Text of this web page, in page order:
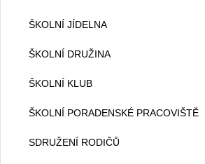
Organizace školního roku
Zvonění
Sešity a pomůcky
ŠKOLNÍ JÍDELNA
Kontakty ŠJ
Přihláška ke školnímu stravování
Provozní řád ŠJ pro zaměstnance
ŠKOLNÍ DRUŽINA
Charakteristika
ŠKOLNÍ KLUB
O školním klubu
ŠKOLNÍ PORADENSKÉ PRACOVIŠTĚ
Výchovná a kariérová poradkyně
SDRUŽENÍ RODIČŮ